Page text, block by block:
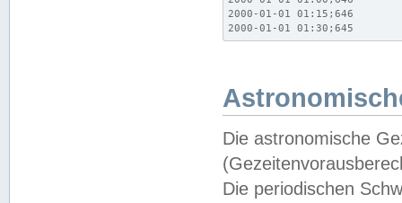
2000-01-01 01:15;646
2000-01-01 01:30;645
Die astronomische
Die periodischen